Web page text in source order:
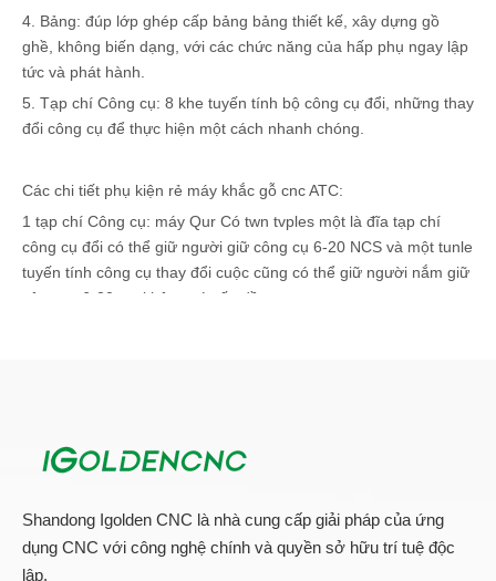
4. Bảng: đúp lớp ghép cấp bảng bảng thiết kế, xây dựng gồ
ghề, không biến dạng, với các chức năng của hấp phụ ngay lập
tức và phát hành.
5. Tạp chí Công cụ: 8 khe tuyến tính bộ công cụ đổi, những thay
đổi công cụ để thực hiện một cách nhanh chóng.
Các chi tiết phụ kiện rẻ máy khắc gỗ cnc ATC:
1 tạp chí Công cụ: máy Qur Có twn tvples một là đĩa tạp chí
công cụ đổi có thể giữ người giữ công cụ 6-20 NCS và một tunle
tuyến tính công cụ thay đổi cuộc cũng có thể giữ người nắm giữ
công cụ 6-20pcs không có vấn đề
Đài Loan
24 tháng miễn phí
5. Motors và trình điều khiển: điều khiển động cơ servo
Yaksawa 850W từ Nhật Bản Original6. Hệ thống điều khiển:
Shandong Igolden CNC là nhà cung cấp giải pháp của ứng
dụng CNC với công nghệ chính và quyền sở hữu trí tuệ độc
lập.